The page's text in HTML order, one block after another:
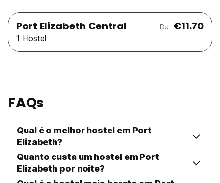
Port Elizabeth Central De €11.70
1 Hostel
FAQs
Qual é o melhor hostel em Port
Elizabeth?
Quanto custa um hostel em Port
Elizabeth por noite?